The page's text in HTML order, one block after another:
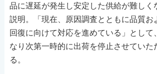
品に遅延が発生し安定した供給が難しく
説明。「現在、原因調査とともに品質お
回復に向けて対応を進めている」として
なり次第一時的に出荷を停止させていた
る。